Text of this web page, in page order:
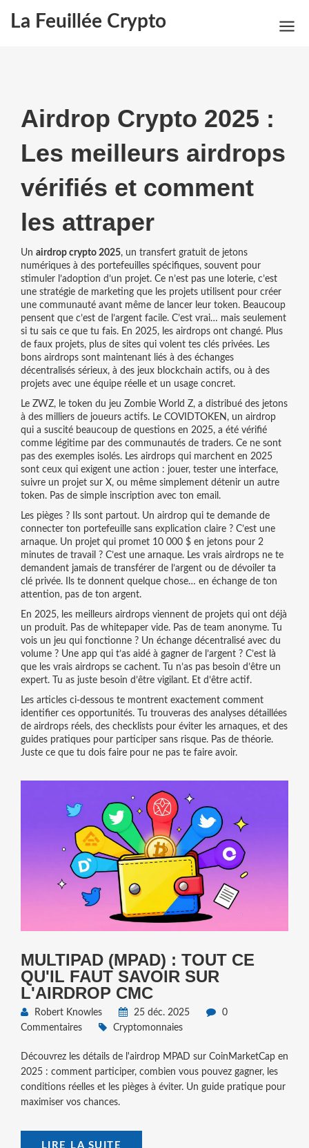
La Feuillée Crypto
Airdrop Crypto 2025 :
Les meilleurs airdrops
vérifiés et comment
les attraper
Un airdrop crypto 2025, un transfert gratuit de jetons
numériques à des portefeuilles spécifiques, souvent pour
stimuler l’adoption d’un projet. Ce n’est pas une loterie, c’est
une stratégie de marketing que les projets utilisent pour créer
une communauté avant même de lancer leur token.Beaucoup
pensent que c’est de l’argent facile. C’est vrai… mais seulement
si tu sais ce que tu fais. En 2025, les airdrops ont changé. Plus
de faux projets, plus de sites qui volent tes clés privées. Les
bons airdrops sont maintenant liés à des échanges
décentralisés sérieux, à des jeux blockchain actifs, ou à des
projets avec une équipe réelle et un usage concret.
Le ZWZ, le token du jeu Zombie World Z, a distribué des jetons
à des milliers de joueurs actifs. Le COVIDTOKEN , un airdrop
qui a suscité beaucoup de questions en 2025, a été vérifié
comme légitime par des communautés de traders. Ce ne sont
pas des exemples isolés. Les airdrops qui marchent en 2025
sont ceux qui exigent une action : jouer, tester une interface,
suivre un projet sur X, ou même simplement détenir un autre
token. Pas de simple inscription avec ton email.
Les pièges ? Ils sont partout. Un airdrop qui te demande de
connecter ton portefeuille sans explication claire ? C’est une
arnaque. Un projet qui promet 10 000 $ en jetons pour 2
minutes de travail ? C’est une arnaque. Les vrais airdrops ne te
demandent jamais de transférer de l’argent ou de dévoiler ta
clé privée. Ils te donnent quelque chose… en échange de ton
attention, pas de ton argent.
En 2025, les meilleurs airdrops viennent de projets qui ont déjà
un produit. Pas de whitepaper vide. Pas de team anonyme. Tu
vois un jeu qui fonctionne ? Un échange décentralisé avec du
volume ? Une app qui t’as aidé à gagner de l’argent ? C’est là
que les vrais airdrops se cachent. Tu n’as pas besoin d’être un
expert. Tu as juste besoin d’être vigilant. Et d’être actif.
Les articles ci-dessous te montrent exactement comment
identifier ces opportunités. Tu trouveras des analyses détaillées
de airdrops réels, des checklists pour éviter les arnaques, et des
guides pratiques pour participer sans risque. Pas de théorie.
Juste ce que tu dois faire pour ne pas te faire avoir.
MULTIPAD (MPAD) : TOUT CE
QU'IL FAUT SAVOIR SUR
L'AIRDROP CMC
Robert Knowles 25 déc. 2025
0
Commentaires
Cryptomonnaies
Découvrez les détails de l'airdrop MPAD sur CoinMarketCap en
2025 : comment participer, combien vous pouvez gagner, les
conditions réelles et les pièges à éviter. Un guide pratique pour
maximiser vos chances.
LIRE LA SUITE